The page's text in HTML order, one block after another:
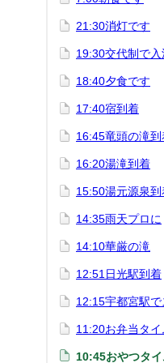
21:30消灯です
19:30交代制で
18:40夕食です
17:40宿到着
16:45竜頭の滝到
16:20湯滝到着
15:50湯元源泉到
14:35雨天プロに
14:10華厳の滝
12:51日光駅到着
12:15宇都宮駅
11:20お弁当タイ
10:45おやつタイ